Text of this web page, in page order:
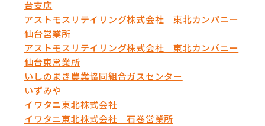
台支店
アストモスリテイリング株式会社 東北カンパニー
仙台営業所
アストモスリテイリング株式会社 東北カンパニー
仙台東営業所
いしのまき農業協同組合ガスセンター
いずみや
イワタニ東北株式会社
イワタニ東北株式会社 石巻営業所